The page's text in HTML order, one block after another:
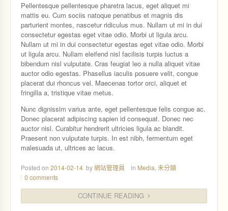
Pellentesque pellentesque pharetra lacus, eget aliquet mi
mattis eu. Cum sociis natoque penatibus et magnis dis
parturient montes, nascetur ridiculus mus. Nullam ut mi in dui
consectetur egestas eget vitae odio. Morbi ut ligula arcu.
Nullam ut mi in dui consectetur egestas eget vitae odio. Morbi
ut ligula arcu. Nullam eleifend nisl facilisis turpis luctus a
bibendum nisl vulputate. Cras feugiat leo a nulla aliquet vitae
auctor odio egestas. Phasellus iaculis posuere velit, congue
placerat dui rhoncus vel. Maecenas tortor orci, aliquet et
fringilla a, tristique vitae metus.
Nunc dignissim varius ante, eget pellentesque felis congue ac.
Donec placerat adipiscing sapien id consequat. Donec nec
auctor nisl. Curabitur hendrerit ultricies ligula ac blandit.
Praesent non vulputate turpis. In est nibh, fermentum eget
malesuada ut, ultrices ac lacus.
Posted on 2014-02-14 by網站管理員 in Media 未分類
0 comments
CONTINUE READING